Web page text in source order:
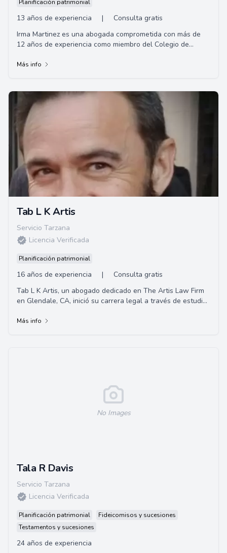
Planificación patrimonial
13 años de experiencia |
Consulta gratis
Irma Martinez es una abogada comprometida con más de
12 años de experiencia como miembro del Colegio de
Más info
Tab L K Artis
Servicio Tarzana
Licencia Verificada
Planificación patrimonial
16 años de experiencia |
Consulta gratis
Tab L K Artis, un abogado dedicado en The Artis Law Firm
en Glendale, CA, inició su carrera legal a través de estudios
Más info
No Images
Tala R Davis
Servicio Tarzana
Licencia Verificada
Planificación patrimonial
Fideicomisos y sucesiones
Testamentos y sucesiones
24 años de experiencia